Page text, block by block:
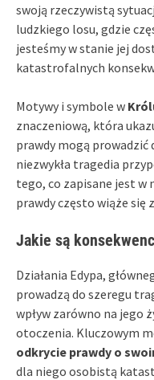
swoją rzeczywistą
ludzkiego losu, gdzie
jesteśmy w stanie jej
katastrofalnych
Motywy i symbole w
znaczeniową, która
prawdy mogą prowadzić
niezwykła tragedia
tego, co zapisane jest w
prawdy często wiąże się
Jakie są
Działania Edypa,
prowadzą do szeregu
wpływ zarówno na jego
otoczenia. Kluczowym
odkrycie prawdy o
dla niego osobistą